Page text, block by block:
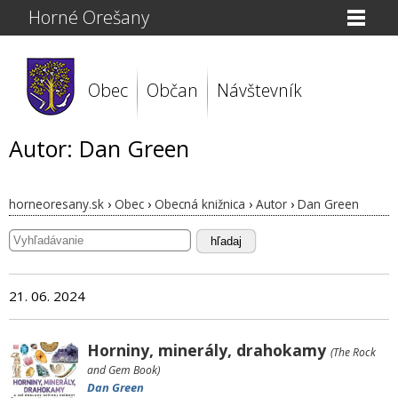
Horné Orešany
Obec Občan Návštevník
Autor: Dan Green
horneoresany.sk › Obec › Obecná knižnica › Autor › Dan Green
hľadaj
21. 06. 2024
Horniny, minerály, drahokamy(The Rock
and Gem Book)
Dan Green